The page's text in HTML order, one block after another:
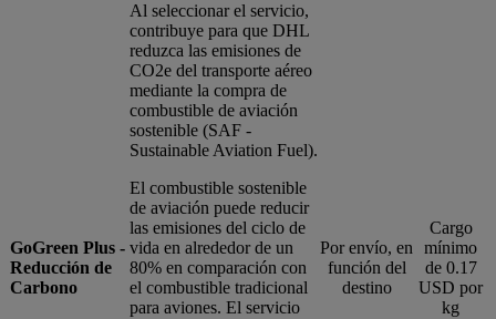
GoGreen Plus -
Reducción de
Carbono
Al seleccionar el servicio,
contribuye para que DHL
reduzca las emisiones de
CO2e del transporte aéreo
mediante la compra de
combustible de aviación
sostenible (SAF -
Sustainable Aviation Fuel).
El combustible sostenible
de aviación puede reducir
las emisiones del ciclo de
vida en alrededor de un
80% en comparación con
el combustible tradicional
para aviones. El servicio
Por envío, en
función del
destino
Cargo
mínimo
de 0.17
USD por
kg